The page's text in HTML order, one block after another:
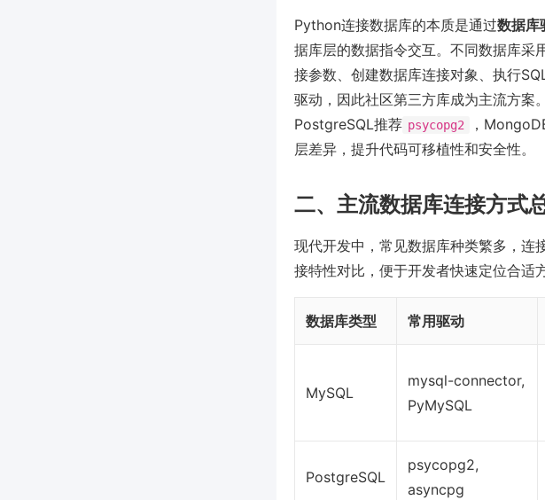
Python连接数据库的本质是通过数据库
据库层的数据指令交互。不同数据库采
接参数、创建数据库连接对象、执行
驱动，因此社区第三方库成为主流方案
PostgreSQL推荐 psycopg2 ，
层差异，提升代码可移植性和安全性。
二、主流数据库连接方式
现代开发中，常见数据库种类繁多，
接特性对比，便于开发者快速定位合适方
数据库类型 常用驱动
MySQL
mysql-connector,
PyMySQL
PostgreSQL
psycopg2,
asyncpg